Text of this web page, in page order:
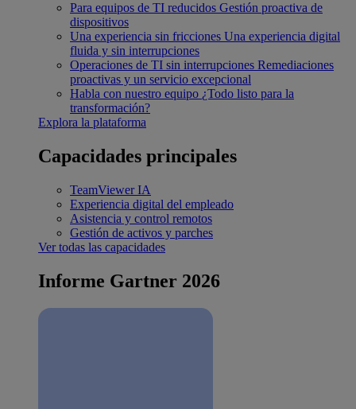
Para equipos de TI reducidos Gestión proactiva de
dispositivos
Una experiencia sin fricciones Una experiencia digital
fluida y sin interrupciones
Operaciones de TI sin interrupciones Remediaciones
proactivas y un servicio excepcional
Habla con nuestro equipo ¿Todo listo para la
transformación?
Explora la plataforma
Capacidades principales
TeamViewer IA
Experiencia digital del empleado
Asistencia y control remotos
Gestión de activos y parches
Ver todas las capacidades
Informe Gartner 2026